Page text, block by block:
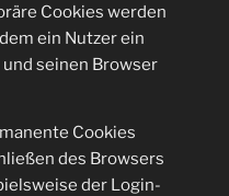
Cookies werden
ein Nutzer ein
seinen Browser
Cookies
des Browsers
der Login-